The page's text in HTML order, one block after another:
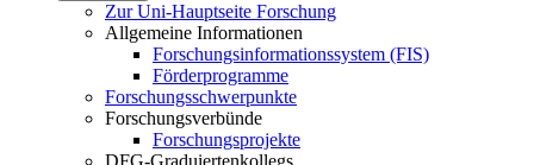
Zur Uni-Hauptseite Forschung
Allgemeine Informationen
Forschungsinformationssystem (FIS)
Förderprogramme
Forschungsschwerpunkte
Forschungsverbünde
Forschungsprojekte
DFG-Graduiertenkollegs